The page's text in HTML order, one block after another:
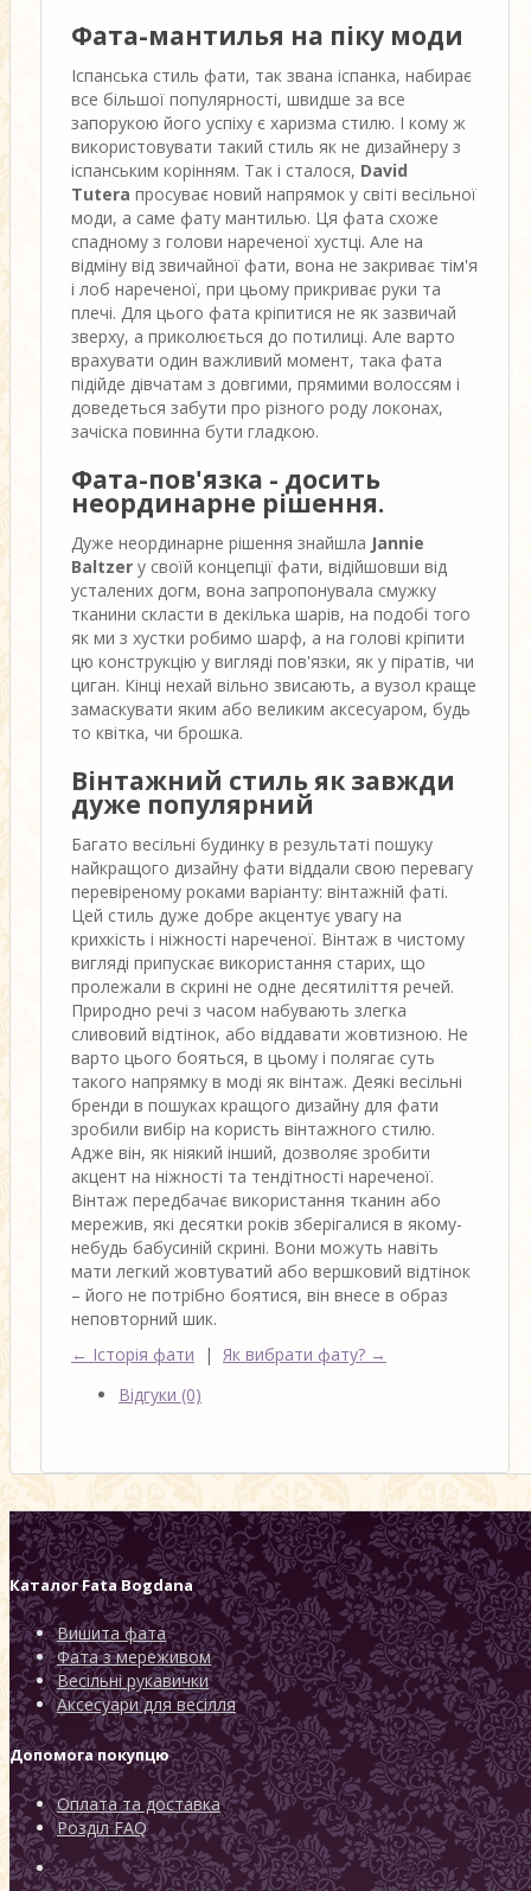
Фата-мантилья на піку моди
Іспанська стиль фати, так звана іспанка, набирає
все більшої популярності, швидше за все
запорукою його успіху є харизма стилю. І кому ж
використовувати такий стиль як не дизайнеру з
іспанським корінням. Так і сталося, David
Tutera просуває новий напрямок у світі весільної
моди, а саме фату мантилью. Ця фата схоже
спадному з голови нареченої хустці. Але на
відміну від звичайної фати, вона не закриває тім'я
і лоб нареченої, при цьому прикриває руки та
плечі. Для цього фата кріпитися не як зазвичай
зверху, а приколюється до потилиці. Але варто
врахувати один важливий момент, така фата
підійде дівчатам з довгими, прямими волоссям і
доведеться забути про різного роду локонах,
зачіска повинна бути гладкою.
Фата-пов'язка - досить
неординарне рішення.
Дуже неординарне рішення знайшла Jannie
Baltzer у своїй концепції фати, відійшовши від
усталених догм, вона запропонувала смужку
тканини скласти в декілька шарів, на подобі того
як ми з хустки робимо шарф, а на голові кріпити
цю конструкцію у вигляді пов'язки, як у піратів, чи
циган. Кінці нехай вільно звисають, а вузол краще
замаскувати яким або великим аксесуаром, будь
то квітка, чи брошка.
Вінтажний стиль як завжди
дуже популярний
Багато весільні будинку в результаті пошуку
найкращого дизайну фати віддали свою перевагу
перевіреному роками варіанту: вінтажній фаті.
Цей стиль дуже добре акцентує увагу на
крихкість і ніжності нареченої. Вінтаж в чистому
вигляді припускає використання старих, що
пролежали в скрині не одне десятиліття речей.
Природно речі з часом набувають злегка
сливовий відтінок, або віддавати жовтизною. Не
варто цього бояться, в цьому і полягає суть
такого напрямку в моді як вінтаж. Деякі весільні
бренди в пошуках кращого дизайну для фати
зробили вибір на користь вінтажного стилю.
Адже він, як ніякий інший, дозволяє зробити
акцент на ніжності та тендітності нареченої.
Вінтаж передбачає використання тканин або
мережив, які десятки років зберігалися в якому-
небудь бабусиній скрині. Вони можуть навіть
мати легкий жовтуватий або вершковий відтінок
– його не потрібно боятися, він внесе в образ
неповторний шик.
← Історія фати | Як вибрати фату? →
Відгуки (0)
КаталогFata Bogdana
Вишита фата
Фата з мереживом
Весільні рукавички
Аксесуари для весілля
Допомога покупцю
Оплата та доставка
Розділ FAQ